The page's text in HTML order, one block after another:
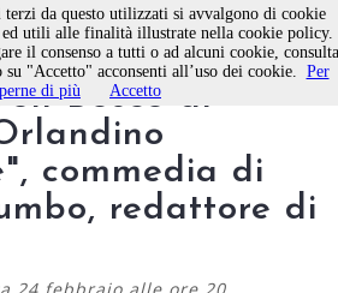
Bosco di
commedia di
redattore di
da questo utilizzati si avvalgono di cookie
ed utili alle finalità illustrate nella cookie policy.
il consenso a tutti o ad alcuni cookie, consulta
"Accetto" acconsenti all’uso dei cookie. Per
di più
Accetto